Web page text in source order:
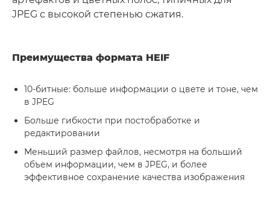
JPEG с высокой степенью сжатия.
Преимущества формата HEIF
10-битные: больше информации о цвете и тоне, чем
в JPEG
Больше гибкости при постобработке и
редактировании
Меньший размер файлов, несмотря на больший
объем информации, чем в JPEG, и более
эффективное сохранение качества изображения